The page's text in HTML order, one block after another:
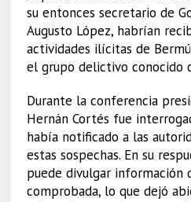
su entonces secretario de
Augusto López, habrían
actividades ilícitas de
el grupo delictivo conocido
Durante la conferencia
Hernán Cortés fue
había notificado a las
estas sospechas. En su
puede divulgar información
comprobada, lo que dejó